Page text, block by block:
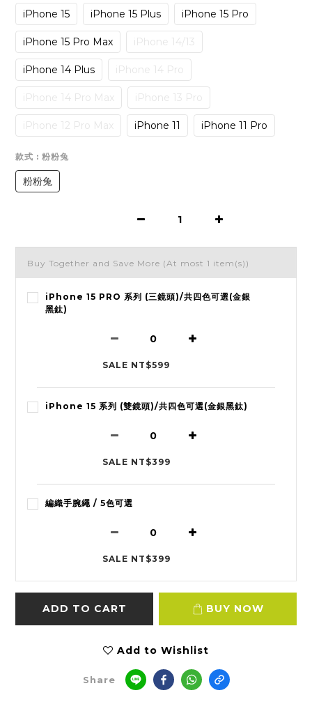
iPhone 15 iPhone 15 Plus iPhone 15 Pro
iPhone 15 Pro Max iPhone 14/13
iPhone 14 Plus iPhone 14 Pro
iPhone 14 Pro Max iPhone 13 Pro
iPhone 12 Pro Max iPhone 11 iPhone 11 Pro
款式 : 粉粉兔
粉粉兔
Buy Together and Save More (At most 1 item(s))
iPhone 15 PRO 系列 (三鏡頭)/共四色可選(金銀
黑鈦)
SALE NT$599
iPhone 15 系列 (雙鏡頭)/共四色可選(金銀黑鈦)
SALE NT$399
編織手腕繩 / 5色可選
SALE NT$399
ADD TO CART BUY NOW
Add to Wishlist
Share